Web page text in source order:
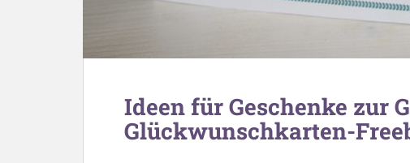
Ideen für Geschenke zur
Glückwunschkarten-